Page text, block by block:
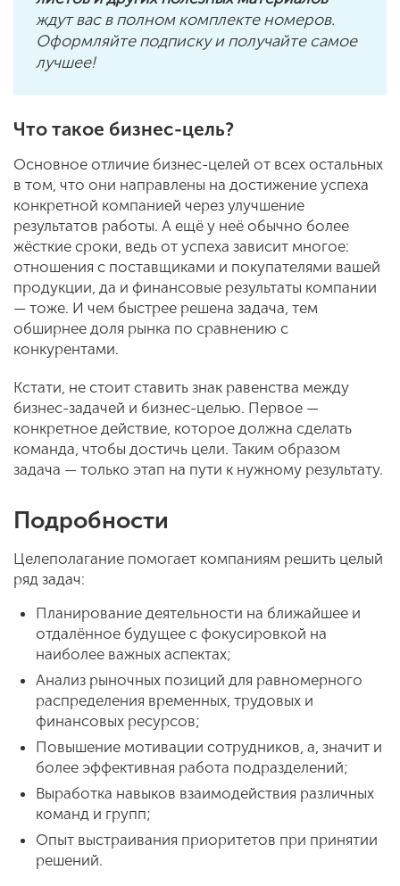
ждут вас в полном комплекте номеров.
Оформляйте подписку и получайте самое
лучшее!
Что такое бизнес-цель?
Основное отличие бизнес-целей от всех остальных
в том, что они направлены на достижение успеха
конкретной компанией через улучшение
результатов работы. А ещё у неё обычно более
жёсткие сроки, ведь от успеха зависит многое:
отношения с поставщиками и покупателями вашей
продукции, да и финансовые результаты компании
— тоже. И чем быстрее решена задача, тем
обширнее доля рынка по сравнению с
конкурентами.
Кстати, не стоит ставить знак равенства между
бизнес-задачей и бизнес-целью. Первое —
конкретное действие, которое должна сделать
команда, чтобы достичь цели. Таким образом
задача — только этап на пути к нужному результату.
Подробности
Целеполагание помогает компаниям решить целый
ряд задач:
Планирование деятельности на ближайшее и
отдалённое будущее с фокусировкой на
наиболее важных аспектах;
Анализ рыночных позиций для равномерного
распределения временных, трудовых и
финансовых ресурсов;
Повышение мотивации сотрудников, а, значит и
более эффективная работа подразделений;
Выработка навыков взаимодействия различных
команд и групп;
Опыт выстраивания приоритетов при принятии
решений.